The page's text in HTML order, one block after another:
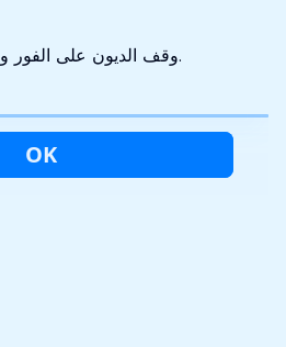
وقف الديون على الفور وإنهاء العقد. سوف نساعدك.